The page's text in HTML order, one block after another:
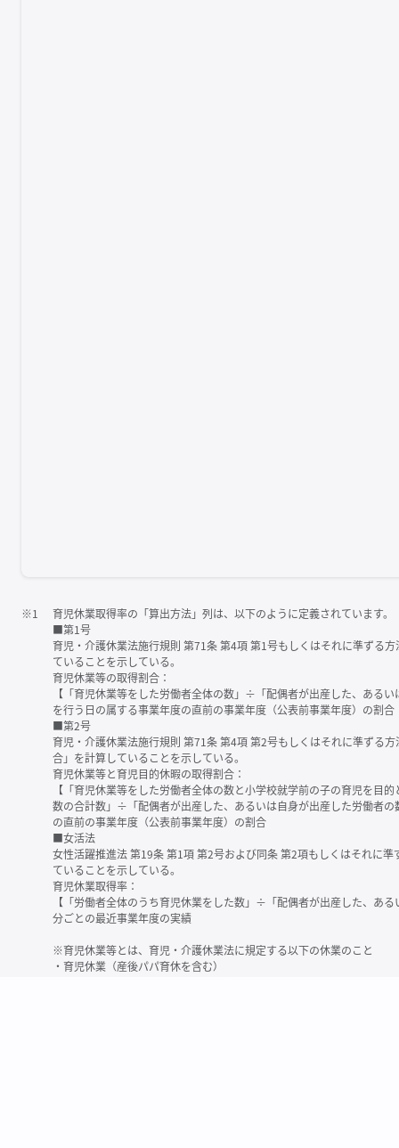
※1
育児休業取得率の「算出方法」列は、以下のように定義されています。
■第1号
育児・介護休業法施行規則 第71条 第4項 第1号もしくはそれに準ずる
ていることを示している。
育児休業等の取得割合：
【「育児休業等をした労働者全体の数」÷「配偶者が出産した、ある
を行う日の属する事業年度の直前の事業年度（公表前事業年度）の割合
■第2号
育児・介護休業法施行規則 第71条 第4項 第2号もしくはそれに準ずる
合」を計算していることを示している。
育児休業等と育児目的休暇の取得割合：
【「育児休業等をした労働者全体の数と小学校就学前の子の育児を目
数の合計数」÷「配偶者が出産した、あるいは自身が出産した労働者
の直前の事業年度（公表前事業年度）の割合
■女活法
女性活躍推進法 第19条 第1項 第2号および同条 第2項もしくはそれに
ていることを示している。
育児休業取得率：
【「労働者全体のうち育児休業をした数」÷「配偶者が出産した、あ
分ごとの最近事業年度の実績
※育児休業等とは、育児・介護休業法に規定する以下の休業のこと
・育児休業（産後パパ育休を含む）